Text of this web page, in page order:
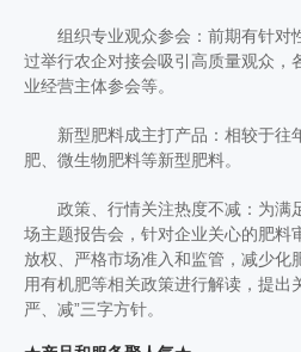
组织专业观众参会：前期有针对
过举行农企对接会吸引高质量观众，
业经营主体参会等。
新型肥料成主打产品：相较于往
肥、微生物肥料等新型肥料。
政策、行情关注热度不减：为满
场主题报告会，针对企业关心的肥料
放权、严格市场准入和监管，减少化
用有机肥等相关政策进行解读，提出
严、减”三字方针。